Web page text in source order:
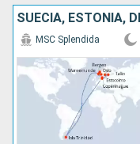
MSC Splendida